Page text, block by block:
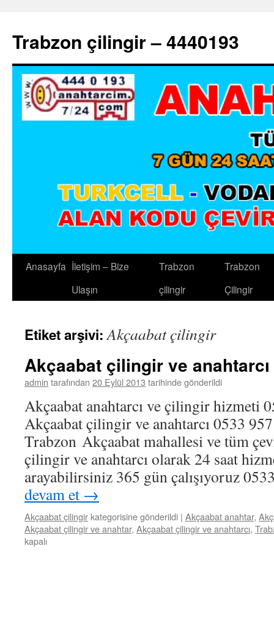
Trabzon çilingir – 4440193
İçeriğe
Anasayfa İletişim – Bize
Ulaşın
Trabzon
çilingir
Trabzon
Çilingir
Etiket arşivi:Akçaabat çilingir
Akçaabat çilingir ve anahtarcı
admin tarafından 20 Eylül 2013 tarihinde gönderildi
Akçaabat anahtarcı ve çilingir hizmeti
Akçaabat çilingir ve anahtarcı 0533
Trabzon Akçaabat mahallesi ve tüm
çilingir ve anahtarcı olarak 24 saat
arayabilirsiniz 365 gün çalışıyoruz
devam et →
Akçaabat çilingir kategorisine gönderildi | Akçaabat anahtar,
Akçaabat çilingir ve anahtar, Akçaabat çilingir ve anahtarcı,
kapalı